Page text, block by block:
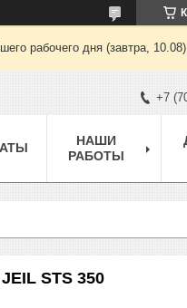
рабочего дня (завтра, 10.08)
+7
НАШИ
РАБОТЫ
STS 350